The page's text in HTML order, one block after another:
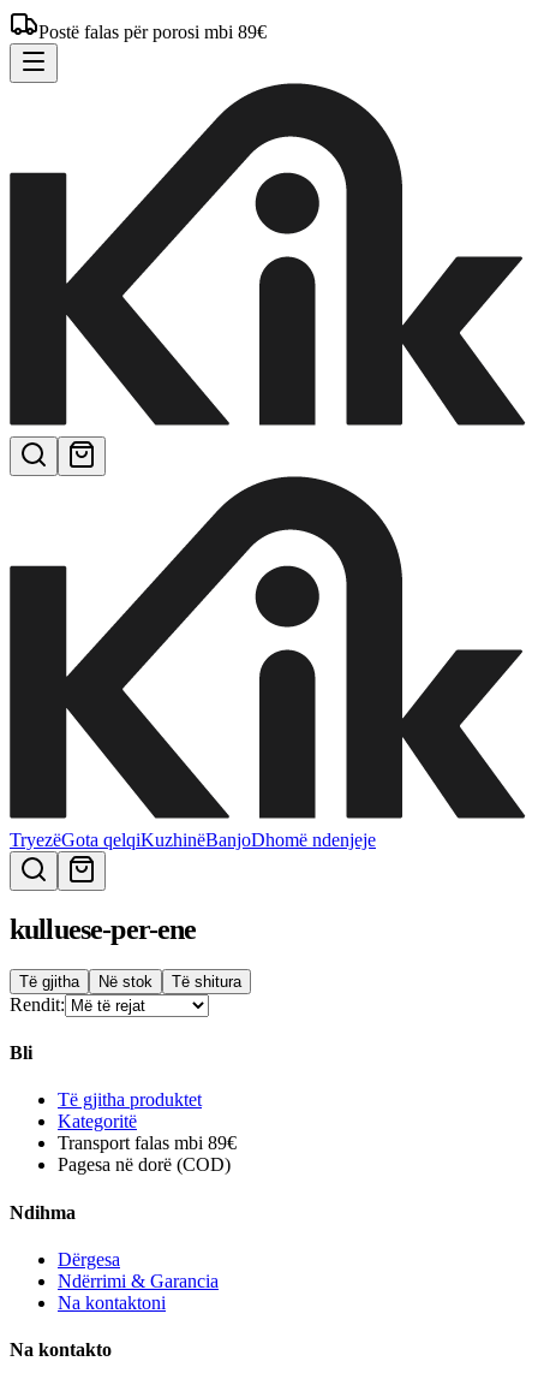
Postë falas për porosi mbi 89€
TryezëGota qelqiKuzhinëBanjoDhomë ndenjeje
kulluese-per-ene
Të gjitha Në stok Të shitura
Rendit:
Bli
Të gjitha produktet
Kategoritë
Transport falas mbi 89€
Pagesa në dorë (COD)
Ndihma
Dërgesa
Ndërrimi & Garancia
Na kontaktoni
Na kontakto